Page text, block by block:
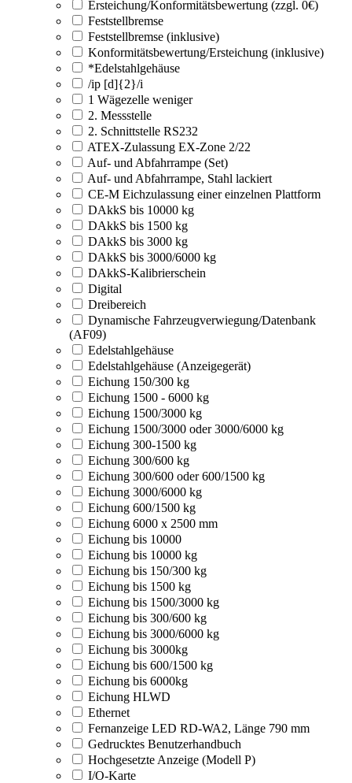
Ersteichung/Konformitätsbewertung (zzgl. 0€)
Feststellbremse
Feststellbremse (inklusive)
Konformitätsbewertung/Ersteichung (inklusive)
*Edelstahlgehäuse
/ip [d]{2}/i
1 Wägezelle weniger
2. Messstelle
2. Schnittstelle RS232
ATEX-Zulassung EX-Zone 2/22
Auf- und Abfahrrampe (Set)
Auf- und Abfahrrampe, Stahl lackiert
CE-M Eichzulassung einer einzelnen Plattform
DAkkS bis 10000 kg
DAkkS bis 1500 kg
DAkkS bis 3000 kg
DAkkS bis 3000/6000 kg
DAkkS-Kalibrierschein
Digital
Dreibereich
Dynamische Fahrzeugverwiegung/Datenbank
(AF09)
Edelstahlgehäuse
Edelstahlgehäuse (Anzeigegerät)
Eichung 150/300 kg
Eichung 1500 - 6000 kg
Eichung 1500/3000 kg
Eichung 1500/3000 oder 3000/6000 kg
Eichung 300-1500 kg
Eichung 300/600 kg
Eichung 300/600 oder 600/1500 kg
Eichung 3000/6000 kg
Eichung 600/1500 kg
Eichung 6000 x 2500 mm
Eichung bis 10000
Eichung bis 10000 kg
Eichung bis 150/300 kg
Eichung bis 1500 kg
Eichung bis 1500/3000 kg
Eichung bis 300/600 kg
Eichung bis 3000/6000 kg
Eichung bis 3000kg
Eichung bis 600/1500 kg
Eichung bis 6000kg
Eichung HLWD
Ethernet
Fernanzeige LED RD-WA2, Länge 790 mm
Gedrucktes Benutzerhandbuch
Hochgesetzte Anzeige (Modell P)
I/O-Karte